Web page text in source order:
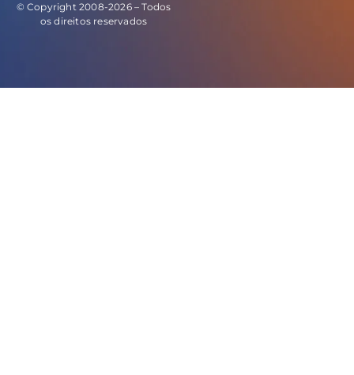
© Copyright 2008-2026 – Todos
os direitos reservados